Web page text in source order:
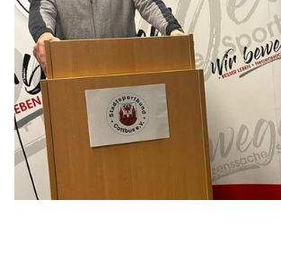
PRAKTIKUM
LINKS